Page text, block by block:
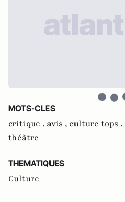
MOTS-CLES
critique , avis , culture tops ,
théâtre
THEMATIQUES
Culture